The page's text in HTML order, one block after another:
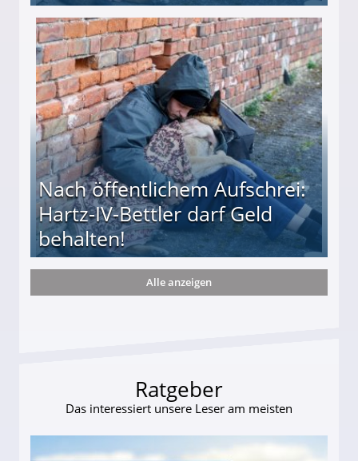
entführten seine Hündin "Hanni"!
Nach öffentlichem Aufschrei:
Hartz-IV-Bettler darf Geld
behalten!
darf Geld behalten!
Alle anzeigen
Ratgeber
Das interessiert unsere Leser am meisten